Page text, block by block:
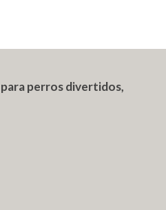
perros divertidos,